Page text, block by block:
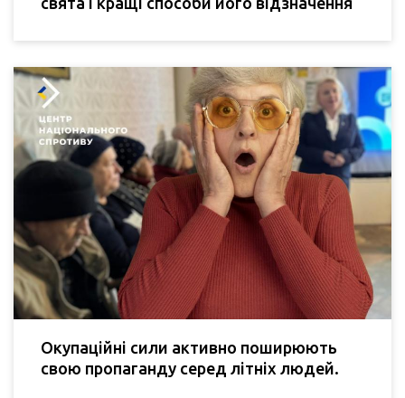
Окупаційні сили активно поширюють
свою пропаганду серед літніх людей.